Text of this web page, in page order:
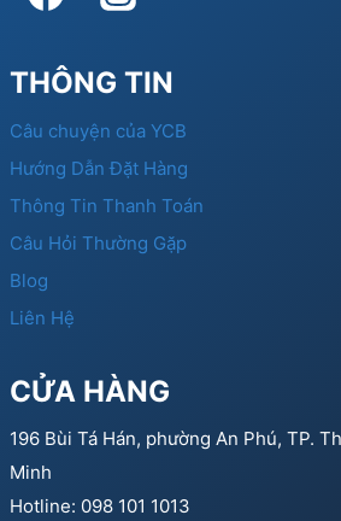
THÔNG TIN
Câu chuyện của YCB
Hướng Dẫn Đặt Hàng
Thông Tin Thanh Toán
Câu Hỏi Thường Gặp
Blog
Liên Hệ
CỬA HÀNG
196 Bùi Tá Hán, phường An Phú, TP.
Minh
Hotline: 098 101 1013